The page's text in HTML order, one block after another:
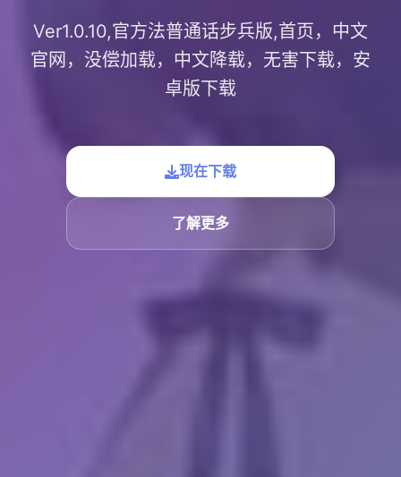
Ver1.0.10,官方法普通话步兵版,首页，中文
官网，没偿加载，中文降载，无害下载，安
卓版下载
现在下载
了解更多